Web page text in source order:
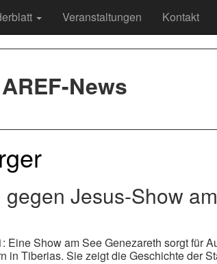
Veranstaltungen Kontakt
AREF-News
Jesus-Show
Eine Show am See Genezareth sorgt für
in Tiberias. Sie zeigt die Geschichte der